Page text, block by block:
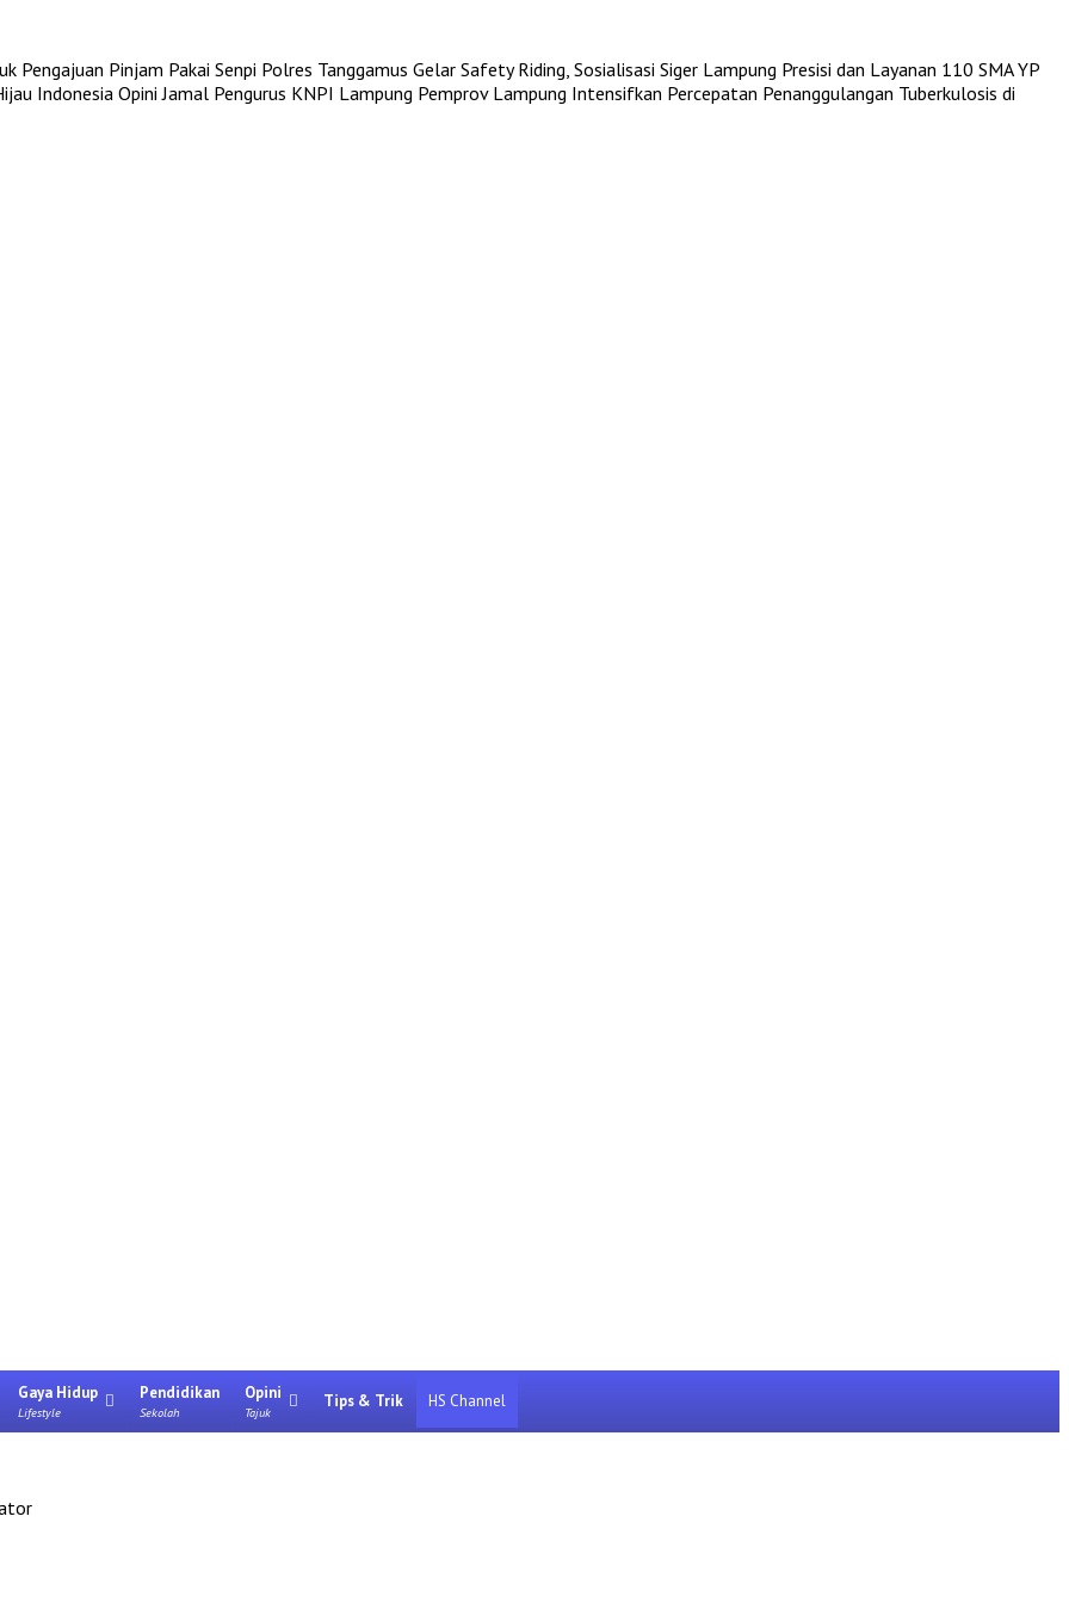
Pengajuan Pinjam Pakai Senpi Polres Tanggamus Gelar Safety Riding, Sosialisasi Siger Lampung Presisi dan Layanan 110 SMA YP
Indonesia Opini Jamal Pengurus KNPI Lampung Pemprov Lampung Intensifkan Percepatan Penanggulangan Tuberkulosis di
Gaya Hidup
Lifestyle
Pendidikan
Sekolah
Opini
Tajuk
Tips & Trik HS Channel